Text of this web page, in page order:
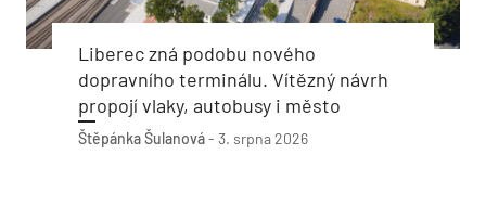
Liberec zná podobu nového
dopravního terminálu. Vítězný návrh
propojí vlaky, autobusy i město
Štěpánka Šulanová- 3. srpna 2026